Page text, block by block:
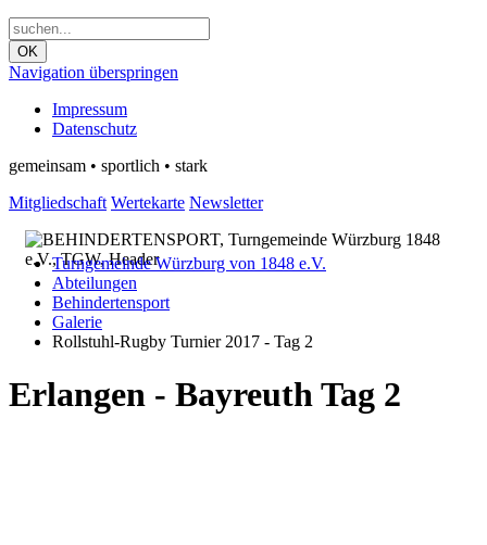
OK
Navigation überspringen
Impressum
Datenschutz
gemeinsam • sportlich • stark
Mitgliedschaft Wertekarte Newsletter
Turngemeinde Würzburg von 1848 e.V.
Abteilungen
Behindertensport
Galerie
Rollstuhl-Rugby Turnier 2017 - Tag 2
Erlangen - Bayreuth Tag 2